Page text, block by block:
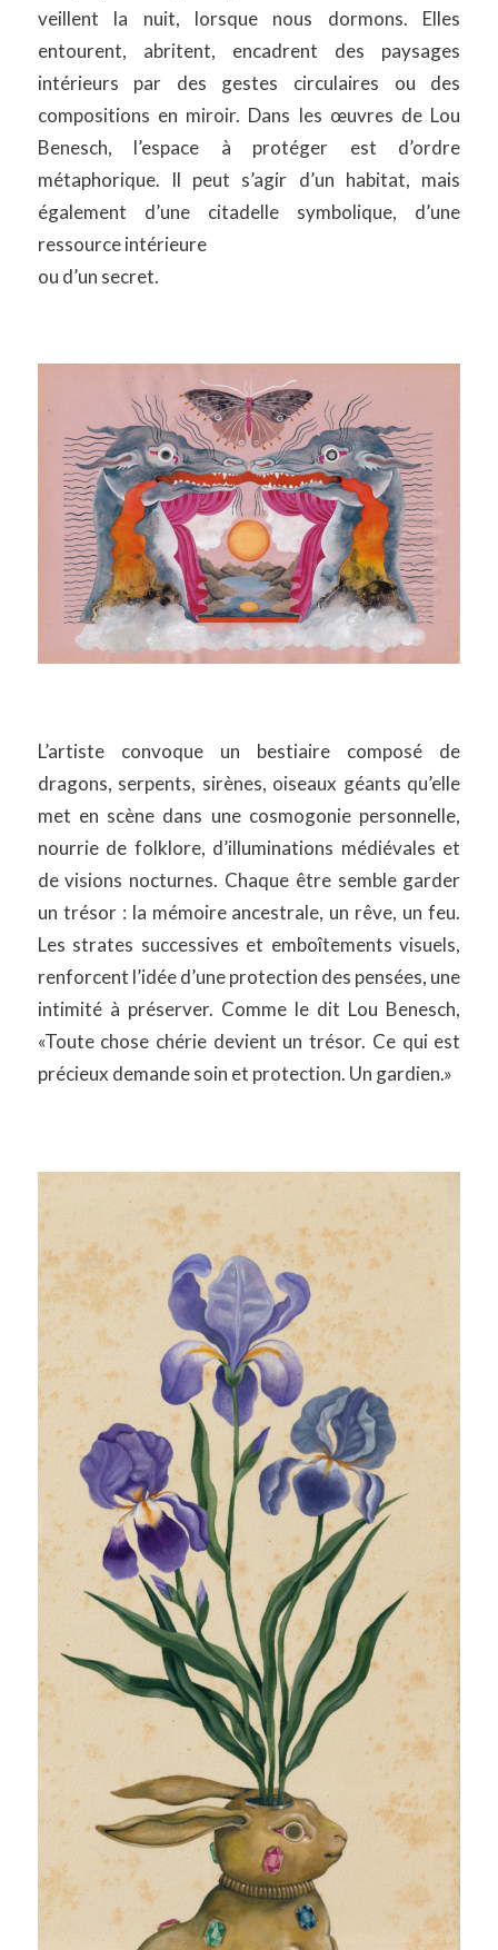
veillent la nuit, lorsque nous dormons. Elles
entourent, abritent, encadrent des paysages
intérieurs par des gestes circulaires ou des
compositions en miroir. Dans les œuvres de Lou
Benesch, l’espace à protéger est d’ordre
métaphorique. Il peut s’agir d’un habitat, mais
également d’une citadelle symbolique, d’une
ressource intérieure
ou d’un secret.
L’artiste convoque un bestiaire composé de
dragons, serpents, sirènes, oiseaux géants qu’elle
met en scène dans une cosmogonie personnelle,
nourrie de folklore, d’illuminations médiévales et
de visions nocturnes. Chaque être semble garder
un trésor : la mémoire ancestrale, un rêve, un feu.
Les strates successives et emboîtements visuels,
renforcent l’idée d’une protection des pensées, une
intimité à préserver. Comme le dit Lou Benesch,
«Toute chose chérie devient un trésor. Ce qui est
précieux demande soin et protection. Un gardien.»